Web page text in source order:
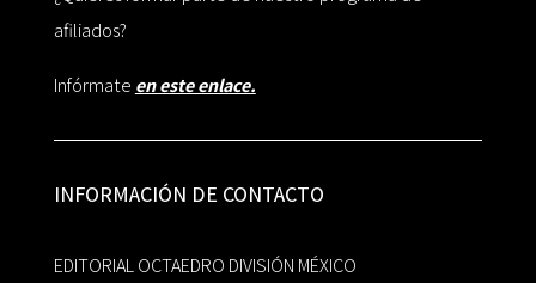
afiliados?
Infórmate en este enlace.
INFORMACIÓN DE CONTACTO
EDITORIAL OCTAEDRO DIVISIÓN MÉXICO